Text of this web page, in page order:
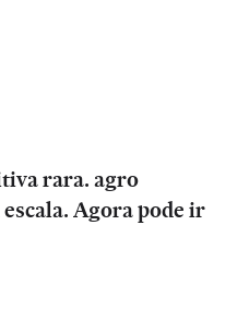
rara. agro
Agora pode ir